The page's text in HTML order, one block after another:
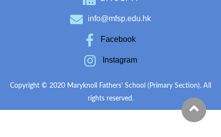
info@mfsp.edu.hk
Facebook
Instagram
Copyright © 2020 Maryknoll Fathers’ School (Primary Section). All
rights reserved.